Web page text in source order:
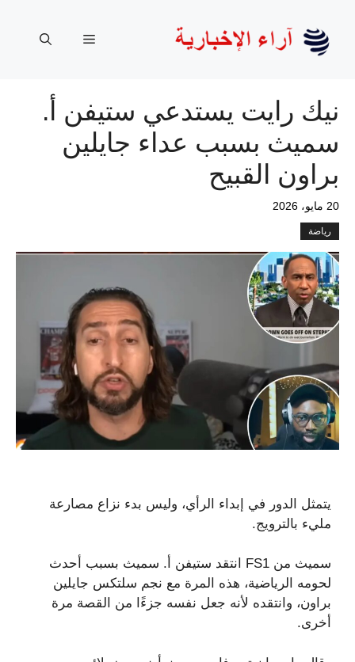
المحتوى
القائمة
نيك رايت يستدعي ستيفن أ.
سميث بسبب عداء جايلين
براون القبيح
20 مايو، 2026
رياضة
يتمثل الدور في إبداء الرأي، وليس بدء نزاع مصارعة
مليء بالترويج.
سميث من FS1 انتقد ستيفن أ. سميث بسبب أحدث
لحومه الرياضية، هذه المرة مع نجم سلتكس جايلين
براون، وانتقده لأنه جعل نفسه جزءًا من القصة مرة
أخرى.